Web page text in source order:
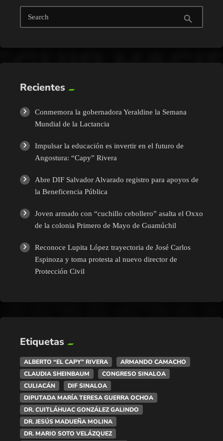
Search search
Recientes
Conmemora la gobernadora Yeraldine la Semana
Mundial de la Lactancia
Impulsar la educación es invertir en el futuro de
Angostura: “Capy” Rivera
Abre DIF Salvador Alvarado registro para apoyos de
la Beneficencia Pública
Joven armado con “cuchillo cebollero” asalta el Oxxo
de la colonia Primero de Mayo de Guamúchil
Reconoce Lupita López trayectoria de José Carlos
Espinoza y toma protesta al nuevo director de
Protección Civil
Etiquetas
ALBERTO “EL CAPY” RIVERA
ARMANDO CAMACHO
CLAUDIA SHEINBAUM
CONGRESO SINALOA
CULIACÁN
DIF SINALOA
DIPUTADA MARÍA TERESA GUERRA OCHOA
DR. CUITLÁHUAC GONZÁLEZ GALINDO
DR. JESÚS MADUEÑA MOLINA
DR. MARIO SOTO VELÁZQUEZ